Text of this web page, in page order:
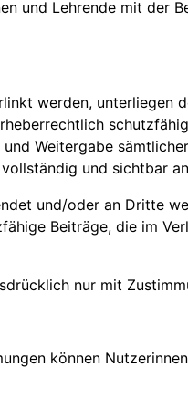
und Lehrende mit der
werden, unterliegen
Weitergabe
und sichtbar
und/oder an Dritte
Beiträge, die im
nur mit
können